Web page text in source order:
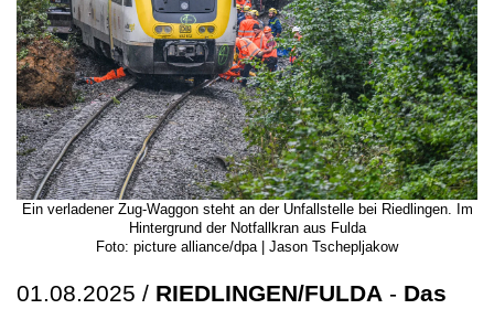
Ein verladener Zug-Waggon steht an der Unfallstelle bei Riedlingen. Im
Hintergrund der Notfallkran aus Fulda
Foto: picture alliance/dpa | Jason Tschepljakow
01.08.2025 / RIEDLINGEN/FULDA - Das